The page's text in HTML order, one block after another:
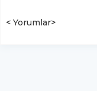
< Yorumlar>